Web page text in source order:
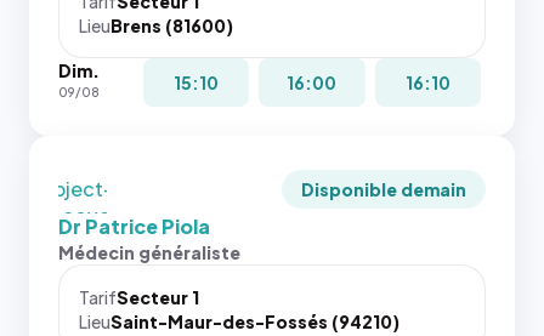
navigateur
pas la
place, et
dernières
images de
l'annuaire
dans ce
cas. #}
LieuBrens (81600)
Dim.
09/08 15:10 16:00 16:10
toutes les
puisque la
`object-
fit: cover`.
Sans ces
navigateur
Disponible demain
Dr Patrice Piola
Médecin généraliste
TarifSecteur 1
LieuSaint-Maur-des-Fossés (94210)